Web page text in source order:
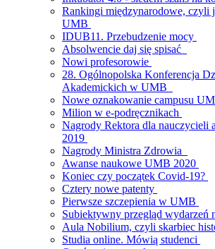
Rankingi międzynarodowe, czyli
UMB
IDUB11. Przebudzenie mocy
Absolwencie daj się spisać
Nowi profesorowie
28. Ogólnopolska Konferencja
Akademickich w UMB
Nowe oznakowanie campusu
Milion w e-podręcznikach
Nagrody Rektora dla nauczycieli
2019
Nagrody Ministra Zdrowia
Awanse naukowe UMB 2020
Koniec czy początek Covid-19?
Cztery nowe patenty
Pierwsze szczepienia w UMB
Subiektywny przegląd
Aula Nobilium, czyli skarbiec
Studia online. Mówią studenci